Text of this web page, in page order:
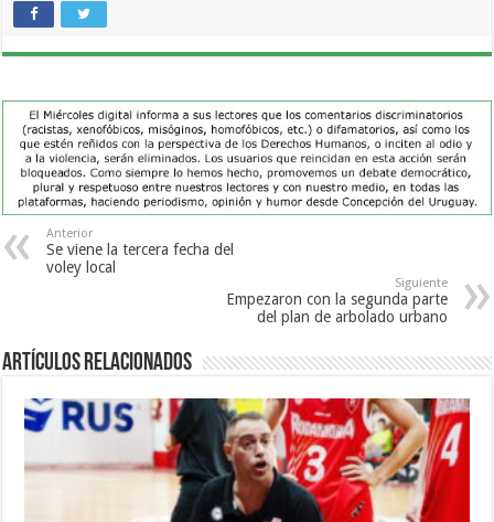
Anterior
Se viene la tercera fecha del
voley local
Siguiente
Empezaron con la segunda parte
del plan de arbolado urbano
Artículos Relacionados